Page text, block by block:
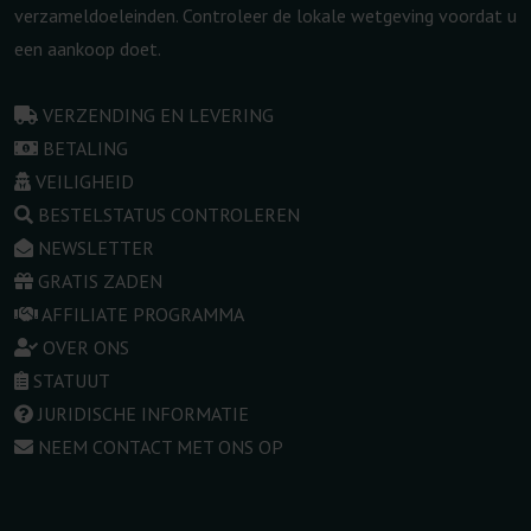
verzameldoeleinden. Controleer de lokale wetgeving voordat u
een aankoop doet.
VERZENDING EN LEVERING
BETALING
VEILIGHEID
BESTELSTATUS CONTROLEREN
NEWSLETTER
GRATIS ZADEN
AFFILIATE PROGRAMMA
OVER ONS
STATUUT
JURIDISCHE INFORMATIE
NEEM CONTACT MET ONS OP